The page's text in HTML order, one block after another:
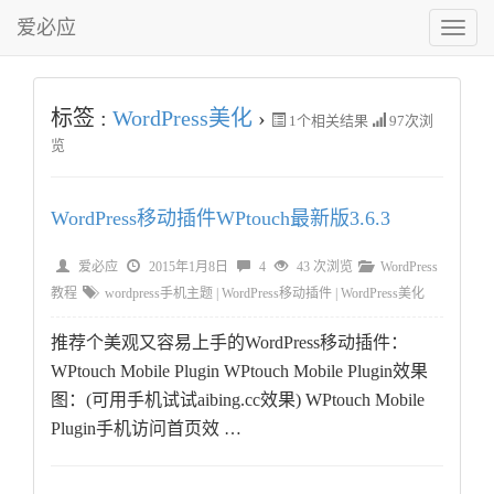
切
换
菜
爱必应
标签 : WordPress美化 › 1个相关结果
97次浏
览
WordPress移动插件WPtouch最新版3.6.3
爱必应 2015年1月8日 4 43 次浏览
WordPress
教程
wordpress手机主题 WordPress移动插件 WordPress美化
推荐个美观又容易上手的WordPress移动插件：
WPtouch Mobile Plugin WPtouch Mobile Plugin效果
图：(可用手机试试aibing.cc效果) WPtouch Mobile
Plugin手机访问首页效 …